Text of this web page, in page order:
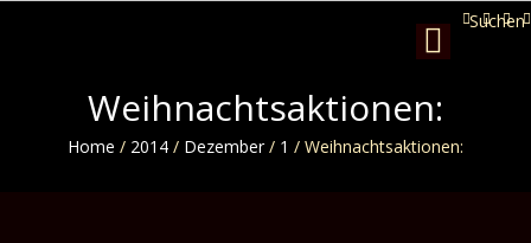
Suchen
Toggle
navigation
Weihnachtsaktionen:
Home / 2014 / Dezember / 1 / Weihnachtsaktionen: